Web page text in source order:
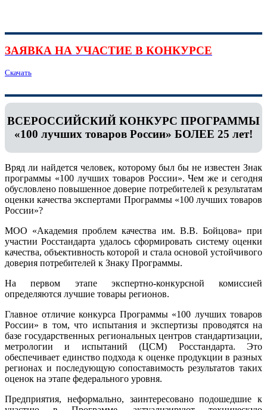
ЗАЯВКА НА УЧАСТИЕ В КОНКУРСЕ
Скачать
ВСЕРОССИЙСКИЙ КОНКУРС ПРОГРАММЫ
«100 лучших товаров России» БОЛЕЕ 25 лет!
Вряд ли найдется человек, которому был бы не известен Знак
программы «100 лучших товаров России». Чем же и сегодня
обусловлено повышенное доверие потребителей к результатам
оценки качества экспертами Программы «100 лучших товаров
России»?
МОО «Академия проблем качества им. В.В. Бойцова» при
участии Росстандарта удалось сформировать систему оценки
качества, объективность которой и стала основой устойчивого
доверия потребителей к Знаку Программы.
На первом этапе экспертно-конкурсной комиссией
определяются лучшие товары регионов.
Главное отличие конкурса Программы «100 лучших товаров
России» в том, что испытания и экспертизы проводятся на
базе государственных региональных центров стандартизации,
метрологии и испытаний (ЦCM) Росстандарта. Это
обеспечивает единство подхода к оценке продукции в разных
регионах и последующую сопоставимость результатов таких
оценок на этапе федерального уровня.
Предприятия, неформально, заинтересовано подошедшие к